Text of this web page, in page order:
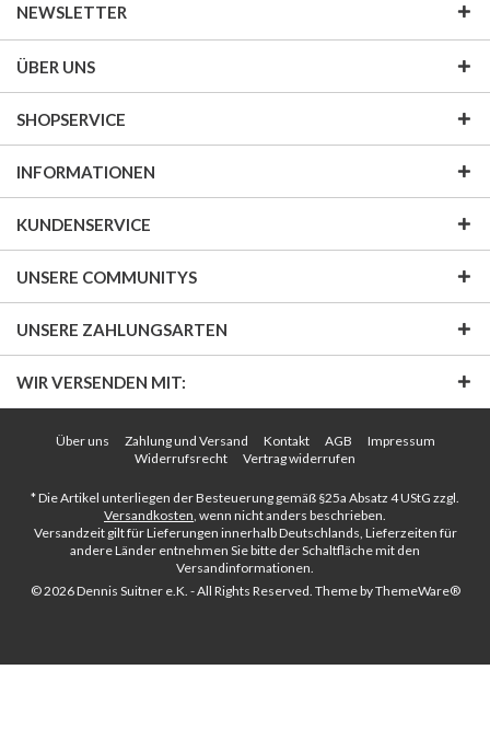
NEWSLETTER
ÜBER UNS
SHOPSERVICE
INFORMATIONEN
KUNDENSERVICE
UNSERE COMMUNITYS
UNSERE ZAHLUNGSARTEN
WIR VERSENDEN MIT:
Über uns Zahlung und Versand Kontakt AGB
Impressum
Widerrufsrecht
Vertrag widerrufen
* Die Artikel unterliegen der Besteuerung gemäß §25a Absatz 4 UStG zzgl.
Versandkosten , wenn nicht anders beschrieben.
Versandzeit gilt für Lieferungen innerhalb Deutschlands, Lieferzeiten für
andere Länder entnehmen Sie bitte der Schaltfläche mit den
Versandinformationen.
© 2026 Dennis Suitner e.K. - All Rights Reserved. Theme byThemeWare®